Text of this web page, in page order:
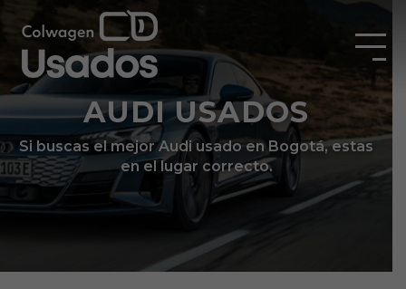
AUDI USADOS
Si buscas el mejor Audi usado en Bogotá, estas
en el lugar correcto.